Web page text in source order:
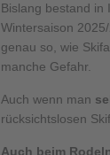
Bislang bestand in
Wintersaison
genau so, wie
manche Gefahr.
Auch wenn man
rücksichtslosen
Auch beim